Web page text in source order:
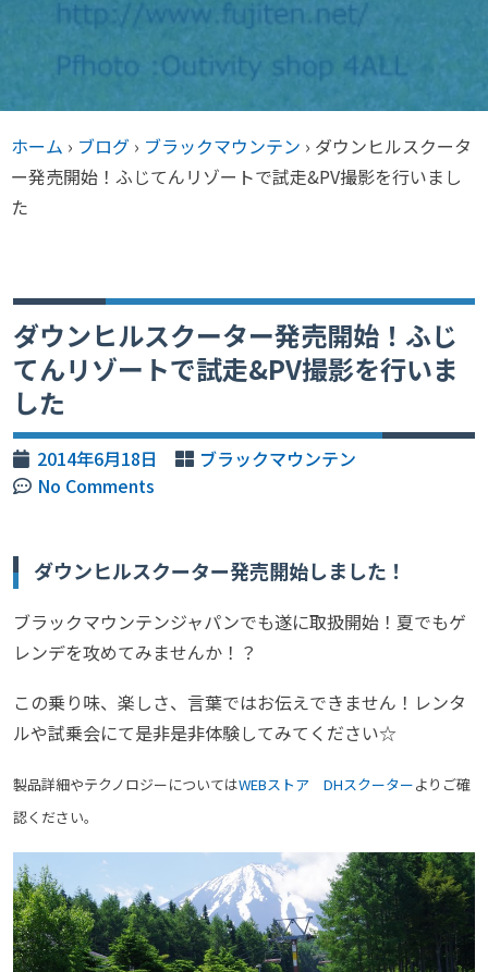
ホーム › ブログ › ブラックマウンテン › ダウンヒルスクータ
ー発売開始！ふじてんリゾートで試走&PV撮影を行いまし
た
ダウンヒルスクーター発売開始！ふじ
てんリゾートで試走&PV撮影を行いま
した
2014年6月18日
ブラックマウンテン
No Comments
ダウンヒルスクーター発売開始しました！
ブラックマウンテンジャパンでも遂に取扱開始！夏でもゲ
レンデを攻めてみませんか！？
この乗り味、楽しさ、言葉ではお伝えできません！レンタ
ルや試乗会にて是非是非体験してみてください☆
製品詳細やテクノロジーについてはWEBストア DHスクーターよりご確
認ください。